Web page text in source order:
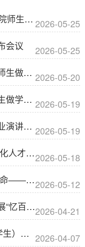
Paul J. Thibault 教授应邀为我院师生开展讲座 2026-05-25
会议
2026-05-25
杭州师范大学吴笛教授为我院师生做学术讲座 2026-05-20
南京大学杨金才教授为我院师生做学术讲座 2026-05-19
外文学院学子斩获全国日语专业演讲辩论大赛总决赛三等奖 2026-05-19
响应教学改革部署 对标一流深化人才培养 —— 外文学院徐琪书记率队赴沪调研 AI ...2026-05-18
牢记嘱托践初心 实干争先担使命——外文学院行政党支部开展实践教学活动2026-05-12
外文学院本科生第二党支部开展“忆百年征程 守初心使命”主题党日活动2026-04-21
厦门大学党委党校第103期（学生）党的基本知识学习班（新闻传播学院、外文学院、国... 2026-04-07